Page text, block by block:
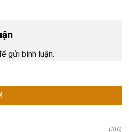
gửi bình luận.
(316)